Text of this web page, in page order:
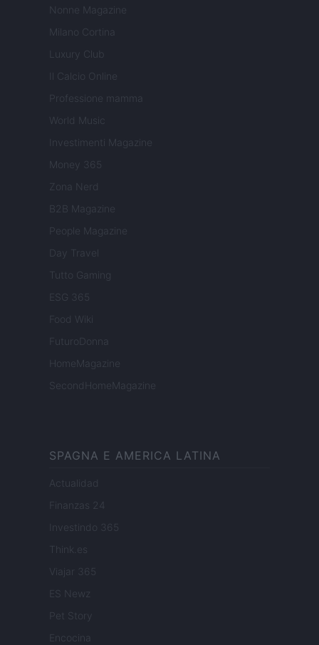
Nonne Magazine
Milano Cortina
Luxury Club
Il Calcio Online
Professione mamma
World Music
Investimenti Magazine
Money 365
Zona Nerd
B2B Magazine
People Magazine
Day Travel
Tutto Gaming
ESG 365
Food Wiki
FuturoDonna
HomeMagazine
SecondHomeMagazine
SPAGNA E AMERICA LATINA
Actualidad
Finanzas 24
Investindo 365
Think.es
Viajar 365
ES Newz
Pet Story
Encocina